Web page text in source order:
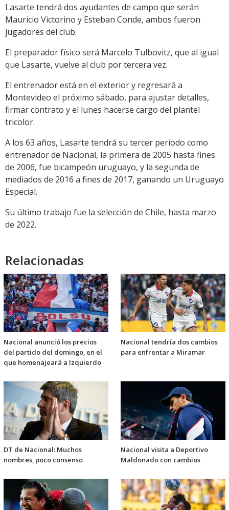
Link
Lasarte tendrá dos ayudantes de campo que serán
Mauricio Victorino y Esteban Conde, ambos fueron
jugadores del club.
El preparador físico será Marcelo Tulbovitz, que al igual
que Lasarte, vuelve al club por tercera vez.
El entrenador está en el exterior y regresará a
Montevideo el próximo sábado, para ajustar detalles,
firmar contrato y el lunes hacerse cargo del plantel
tricolor.
A los 63 años, Lasarte tendrá su tercer período como
entrenador de Nacional, la primera de 2005 hasta fines
de 2006, fue bicampeón uruguayo, y la segunda de
mediados de 2016 a fines de 2017, ganando un Uruguayo
Especial.
Su último trabajo fue la selección de Chile, hasta marzo
de 2022.
Relacionadas
Nacional anunció los precios
del partido del domingo, en el
que homenajeará a Izquierdo
Nacional tendría dos cambios
para enfrentar a Miramar
DT de Nacional: Muchos
nombres, poco consenso
Nacional visita a Deportivo
Maldonado con cambios